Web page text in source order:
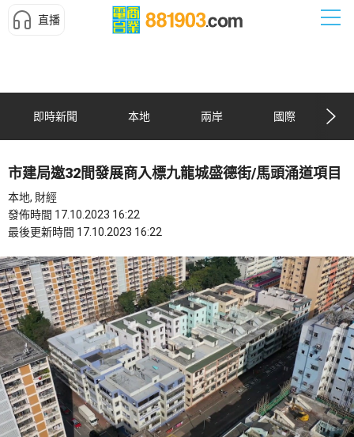
直播
即時新聞 本地 兩岸 國際
市建局邀32間發展商入標九龍城盛德街/馬頭涌道項目
本地, 財經
發佈時間 17.10.2023 16:22
最後更新時間 17.10.2023 16:22